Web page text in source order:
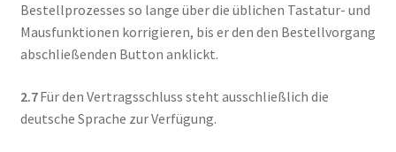
Bestellprozesses so lange über die üblichen Tastatur- und
Mausfunktionen korrigieren, bis er den den Bestellvorgang
abschließenden Button anklickt.
2.7Für den Vertragsschluss steht ausschließlich die
deutsche Sprache zur Verfügung.